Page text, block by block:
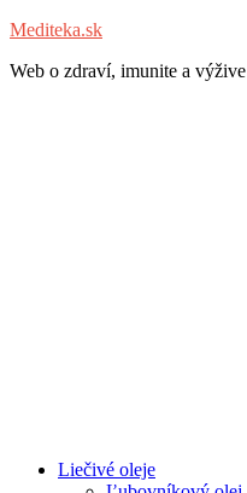
Mediteka.sk
Web o zdraví, imunite a výžive
Liečivé oleje